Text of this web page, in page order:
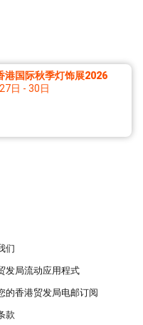
港国际秋季灯饰展2026
日 - 30日
们
发局流动应用程式
的香港贸发局电邮订阅
款